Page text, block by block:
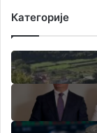
Категорије